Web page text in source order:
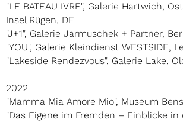
"LE BATEAU IVRE", Galerie Hartwich,
Insel Rügen, DE
"J+1", Galerie Jarmuschek + Partner,
"YOU", Galerie Kleindienst WESTSIDE,
"Lakeside Rendezvous", Galerie Lake,
2022
"Mamma Mia Amore Mio", Museum
"Das Eigene im Fremden – Einblicke in